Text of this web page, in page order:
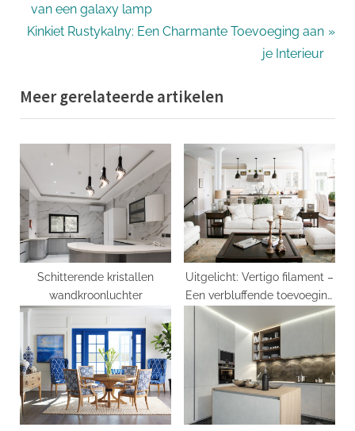
navigatie
r
e
o
u
s
o
s
t
van een galaxy lamp
N
t
P
o
t
Kinkiet Rustykalny: Een Charmante Toevoeging aan
je Interieur
Meer gerelateerde artikelen
Schitterende kristallen
wandkroonluchter
Uitgelicht: Vertigo filament –
Een verbluffende toevoeging
voor uw interieurverlichting